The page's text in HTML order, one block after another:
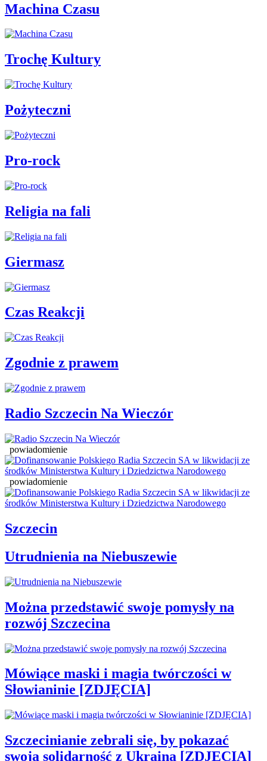
Machina Czasu
Trochę Kultury
Pożyteczni
Pro-rock
Religia na fali
Giermasz
Czas Reakcji
Zgodnie z prawem
Radio Szczecin Na Wieczór
powiadomienie
powiadomienie
Szczecin
Utrudnienia na Niebuszewie
Można przedstawić swoje pomysły na
rozwój Szczecina
Mówiące maski i magia twórczości w
Słowianinie [ZDJĘCIA]
Szczecinianie zebrali się, by pokazać
swoją solidarność z Ukrainą [ZDJĘCIA]